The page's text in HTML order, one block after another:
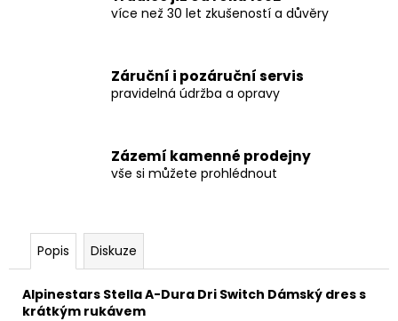
více než 30 let zkušeností a důvěry
Záruční i pozáruční servis
pravidelná údržba a opravy
Zázemí kamenné prodejny
vše si můžete prohlédnout
Popis Diskuze
Alpinestars Stella A-Dura Dri Switch Dámský dres s
krátkým rukávem